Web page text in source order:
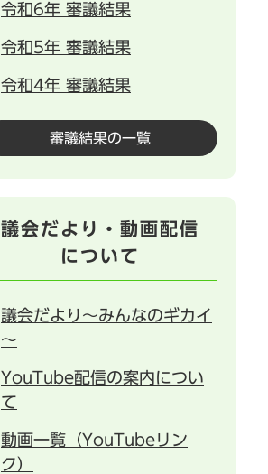
令和6年 審議結果
令和5年 審議結果
令和4年 審議結果
審議結果の一覧
議会だより・動画配信
について
議会だより～みんなのギカイ
～
YouTube配信の案内につい
て
動画一覧（YouTubeリン
ク）